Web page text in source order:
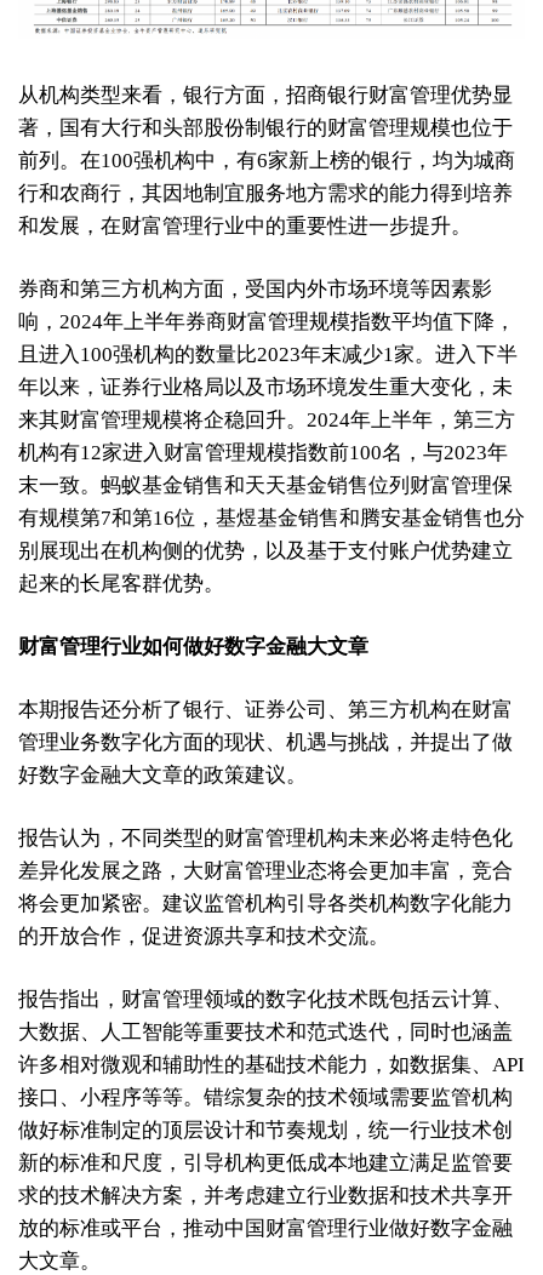
从机构类型来看，银行方面，招商银行财富管理优势显
著，国有大行和头部股份制银行的财富管理规模也位于
前列。在100强机构中，有6家新上榜的银行，均为城商
行和农商行，其因地制宜服务地方需求的能力得到培养
和发展，在财富管理行业中的重要性进一步提升。
券商和第三方机构方面，受国内外市场环境等因素影
响，2024年上半年券商财富管理规模指数平均值下降，
且进入100强机构的数量比2023年末减少1家。进入下半
年以来，证券行业格局以及市场环境发生重大变化，未
来其财富管理规模将企稳回升。2024年上半年，第三方
机构有12家进入财富管理规模指数前100名，与2023年
末一致。蚂蚁基金销售和天天基金销售位列财富管理保
有规模第7和第16位，基煜基金销售和腾安基金销售也分
别展现出在机构侧的优势，以及基于支付账户优势建立
起来的长尾客群优势。
财富管理行业如何做好数字金融大文章
本期报告还分析了银行、证券公司、第三方机构在财富
管理业务数字化方面的现状、机遇与挑战，并提出了做
好数字金融大文章的政策建议。
报告认为，不同类型的财富管理机构未来必将走特色化
差异化发展之路，大财富管理业态将会更加丰富，竞合
将会更加紧密。建议监管机构引导各类机构数字化能力
的开放合作，促进资源共享和技术交流。
报告指出，财富管理领域的数字化技术既包括云计算、
大数据、人工智能等重要技术和范式迭代，同时也涵盖
许多相对微观和辅助性的基础技术能力，如数据集、API
接口、小程序等等。错综复杂的技术领域需要监管机构
做好标准制定的顶层设计和节奏规划，统一行业技术创
新的标准和尺度，引导机构更低成本地建立满足监管要
求的技术解决方案，并考虑建立行业数据和技术共享开
放的标准或平台，推动中国财富管理行业做好数字金融
大文章。